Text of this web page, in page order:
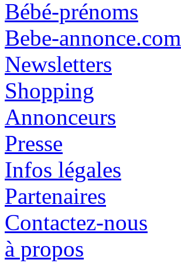
Bébé-prénoms
Bebe-annonce.com
Newsletters
Shopping
Annonceurs
Presse
Infos légales
Partenaires
Contactez-nous
à propos